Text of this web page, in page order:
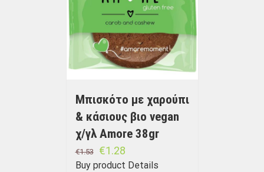
Μπισκότο με χαρούπι
& κάσιους βιο vegan
χ/γλ Amore 38gr
€1.53 €1.28
Buy product Details